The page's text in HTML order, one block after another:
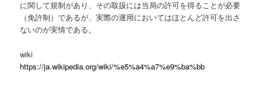
に関して規制があり、その取扱には当局の許可を得ることが必要
（免許制）であるが、実際の運用においてはほとんど許可を出さ
ないのが実情である。
wiki
https://ja.wikipedia.org/wiki/%e5%a4%a7%e9%ba%bb